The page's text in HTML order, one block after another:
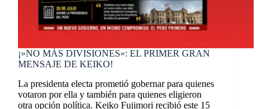
¡»NO MÁS DIVISIONES»: EL PRIMER GRAN
MENSAJE DE KEIKO!
La presidenta electa prometió gobernar para quienes
votaron por ella y también para quienes eligieron
otra opción política. Keiko Fujimori recibió este 15